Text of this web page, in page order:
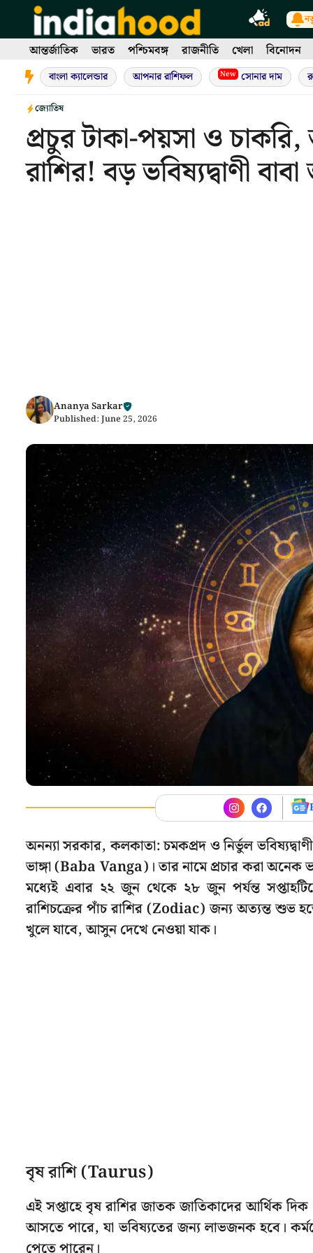
contentআন্তর্জাতিক ভারত পশ্চিমবঙ্গ রাজনীতি খেলা বিনোদন
বাংলা ক্যালেন্ডার আপনার রাশিফল New সোনার দাম
জ্যোতিষ
প্রচুর টাকা-পয়সা ও
রাশির! বড় ভবিষ্যদ্বাণী বাবা
Ananya Sarkar
Published: June 25, 2026
অনন্যা সরকার, কলকাতা: চমকপ্রদ ও নির্ভুল
ভাঙ্গা (Baba Vanga)। তার নামে প্রচার করা অনেক
মধ্যেই এবার ২২ জুন থেকে ২৮ জুন পর্যন্ত
রাশিচক্রের পাঁচ রাশির (Zodiac) জন্য অত্যন্ত শুভ
খুলে যাবে, আসুন দেখে নেওয়া যাক।
বৃষ রাশি (Taurus)
এই সপ্তাহে বৃষ রাশির জাতক জাতিকাদের আর্থিক
আসতে পারে, যা ভবিষ্যতের জন্য লাভজনক হবে।
পেতে পারেন।